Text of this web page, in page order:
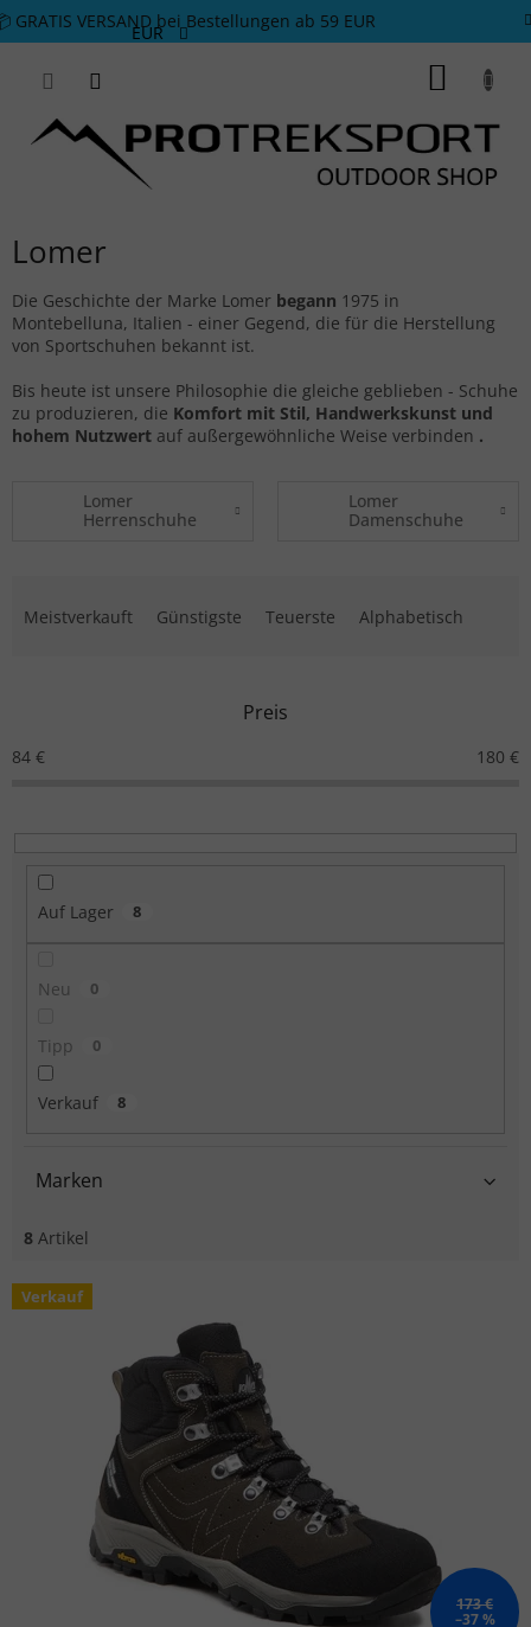
Zum Inhalt springen
GRATIS VERSAND bei Bestellungen ab 59 EUR
EUR
Lomer
Die Geschichte der Marke Lomer begann 1975 in
Montebelluna, Italien - einer Gegend, die für die Herstellung
von Sportschuhen bekannt ist.
Bis heute ist unsere Philosophie die gleiche geblieben - Schuhe
zu produzieren, die Komfort mit Stil, Handwerkskunst und
hohem Nutzwert auf außergewöhnliche Weise verbinden .
Lomer
Herrenschuhe
Lomer
Damenschuhe
Meistverkauft Günstigste Teuerste Alphabetisch
Preis
84 € 180 €
Auf Lager 8
Neu 0
Tipp 0
Verkauf 8
Marken
8 Artikel
Liste der Produkte
Verkauf
173 €
–37 %